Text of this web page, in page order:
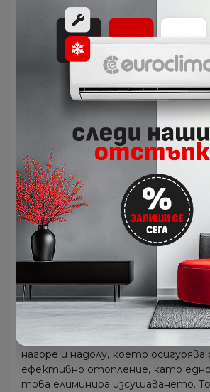
работа, както и по-висока
отопление на дома Ви.
Econo cool
Econo Cool е функция за
температурен контрол, която
количеството на въздушния
тялото, въз основа на
изходящия въздух.
може да бъде повишена с 2°С без
на комфорт, следователно
повишаване на енергийната
Равномерно
топлината
Серията позволява пълна
максимален контрол. Функцията
нагоре и надолу, което осигурява
ефективно отопление, като
това елиминира изсушаването.